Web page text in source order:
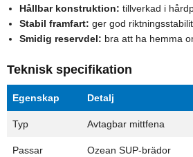
Hållbar konstruktion: tillverkad i
Stabil framfart: ger god
Smidig reservdel: bra att ha hemma
Teknisk specifikation
Egenskap Detalj
Typ Avtagbar mittfena
Passar Ozean SUP-brädor